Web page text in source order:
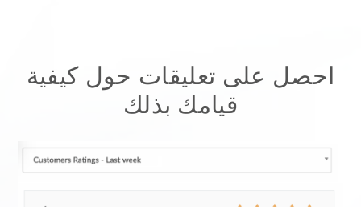
احصل على تعليقات حول كيفية
قيامك بذلك